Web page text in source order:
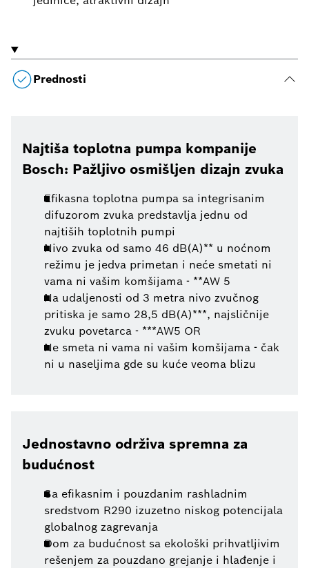
Prednosti
Najtiša toplotna pumpa kompanije
Bosch: Pažljivo osmišljen dizajn zvuka
Efikasna toplotna pumpa sa integrisanim
difuzorom zvuka predstavlja jednu od
najtiših toplotnih pumpi
Nivo zvuka od samo 46 dB(A)** u noćnom
režimu je jedva primetan i neće smetati ni
vama ni vašim komšijama - **AW 5
Na udaljenosti od 3 metra nivo zvučnog
pritiska je samo 28,5 dB(A)***, najsličnije
zvuku povetarca - ***AW5 OR
Ne smeta ni vama ni vašim komšijama - čak
ni u naseljima gde su kuće veoma blizu
Jednostavno održiva spremna za
budućnost
Sa efikasnim i pouzdanim rashladnim
sredstvom R290 izuzetno niskog potencijala
globalnog zagrevanja
Dom za budućnost sa ekološki prihvatljivim
rešenjem za pouzdano grejanje i hlađenje i